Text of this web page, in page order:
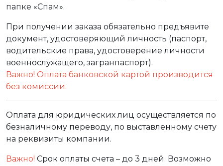
папке «Спам».
При получении заказа обязательно предъявите
документ, удостоверяющий личность (паспорт,
водительские права, удостоверение личности
военнослужащего, загранпаспорт).
Важно! Оплата банковской картой производится
без комиссии.
Оплата для юридических лиц осуществляется по
безналичному переводу, по выставленному счету
на реквизиты компании.
Важно! Срок оплаты счета – до 3 дней. Возможно